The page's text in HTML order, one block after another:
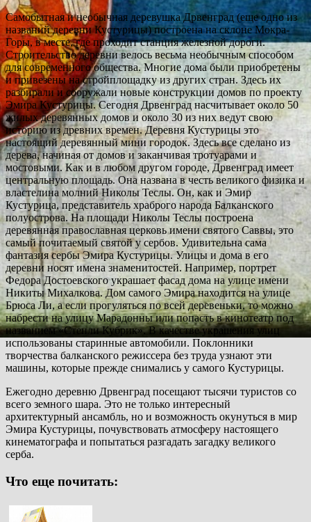
Самобытная и необычная деревушка Дрвенград (еще одно из
названий деревни Кустурицы) построена на склоне Мокра-
Горы, в месте, где проходит станция железной дороги.
Строительство деревни велось весьма необычным способом
для современного общества. Многие дома были приобретены
и привезены на стройплощадку из других стран. Здесь их
разбирали и сооружали новые конструкции домов по проекту
Эмира Кустурицы. Сегодня Дрвенград насчитывает около 50
жилых деревянных домов и около 30 из них ведут свою
историю из древних времен. Деревня Кустурицы это
настоящий деревянный мини городок. Здесь все сделано из
дерева, начиная от домов и заканчивая тротуарами и
мостовыми. Как и в любом другом городе, Дрвенград имеет
центральную площадь. Она названа в честь великого физика и
властелина молний Николы Теслы. Он, как и Эмир
Кустурица, представитель храброго народа Балканского
полуострова. На площади Николы Теслы построена
деревянная православная церковь имени святого Саввы, это
самый почитаемый святой у сербов. Удивительна сама
фантазия сербы Эмира Кустурицы. Улицы и дома в его
деревни носят имена знаменитостей. Например, портрет
Федора Достоевского украшает фасад дома на улице имени
Никиты Михалкова. Дом самого Эмира находится на улице
Брюса Ли, а если прогуляться по всей деревеньки, то можно
набрести на улицу Марадонны или попасть в кинотеатр под
названием «Стенли Кубрик». В качестве украшения улиц
использованы старинные автомобили. Поклонники
творчества балканского режиссера без труда узнают эти
машины, которые прежде снимались у самого Кустурицы.
Ежегодно деревню Дрвенград посещают тысячи туристов со
всего земного шара. Это не только интересный
архитектурный ансамбль, но и возможность окунуться в мир
Эмира Кустурицы, почувствовать атмосферу настоящего
кинематографа и попытаться разгадать загадку великого
серба.
Что еще почитать: